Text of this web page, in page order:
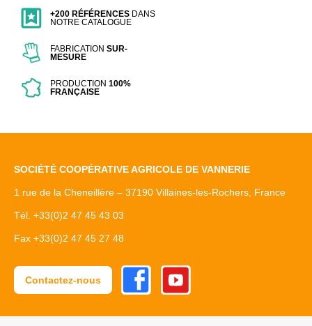
+200 RÉFÉRENCES DANS
NOTRE CATALOGUE
FABRICATIONSUR-
MESURE
PRODUCTION100%
FRANÇAISE
SOCIÉTÉ COOPÉRATIVE AGRICOLE DE VANNERIE
1 rue de la Cheneillère – 37190 Villaines-les-Rochers, France
Tél. +33(0)2 47 45 43 03
Fax +33(0)2 47 45 27 48
Contactez-nous
FacebookYoutube